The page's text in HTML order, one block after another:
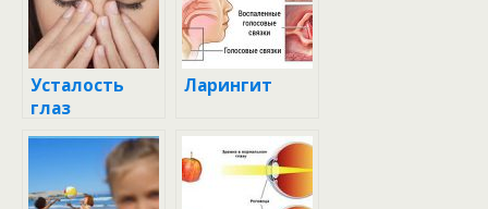
Усталость
глаз
Ларингит